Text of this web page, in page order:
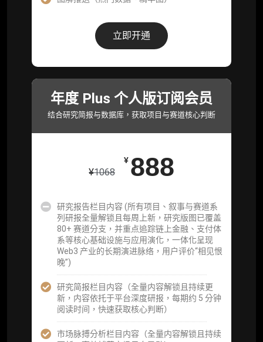
立即开通
年度 Plus 个人版订阅会员
结合研究简报与数据库，获取项目与赛道核心判断
¥1068
¥ 888
研究报告栏目内容 (所有项目、叙事与赛道系
列研报全量解锁且每周上新，研究版图已覆盖
80+ 赛道分支，并重点追踪链上金融、支付体
系等核心基础设施与应用演化，一体化呈现
Web3 产业的长期演进脉络，用户评价“相见恨
晚”)
研究简报栏目内容（全量内容解锁且持续更
新，内容依托于平台深度研报，每期约 5 分钟
阅读时间，快速获取核心判断）
市场脉搏分析栏目内容（全量内容解锁且持续
列研报全量解锁且每周上新，研究版图已覆盖
80+ 赛道分支，并重点追踪链上金融、支付体
系等核心基础设施与应用演化，一体化呈现
研究简报栏目内容（内容依托于研报，快速获
取研究对象核心判断）
市场脉搏分析、融资项目解密栏目内容（持续
项目融资数据库
会员周报（一周精华高效吸收）
解锁本会员权限的栏目历史内容
词库（支持报告内术语悬浮释义）
每日内参消息推送